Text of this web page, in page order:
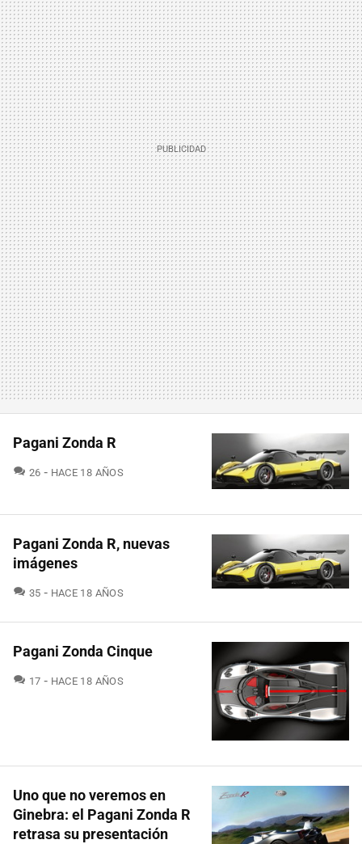
Pagani Zonda R
26 COMENTARIOS
HACE 18 AÑOS
Pagani Zonda R, nuevas
imágenes
35 COMENTARIOS
HACE 18 AÑOS
Pagani Zonda Cinque
17 COMENTARIOS
HACE 18 AÑOS
Uno que no veremos en
Ginebra: el Pagani Zonda R
retrasa su presentación